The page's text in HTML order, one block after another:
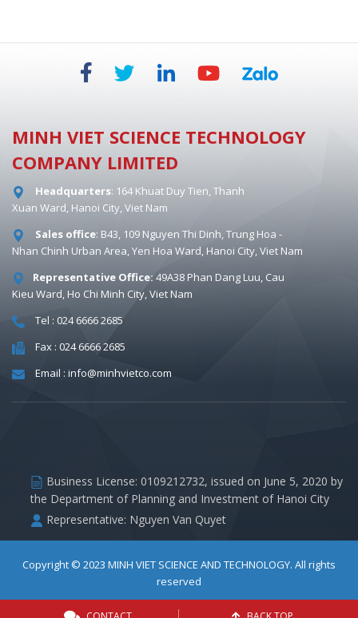
MINH VIET SCIENCE TECHNOLOGY
COMPANY LIMITED
Headquarters: 164 Khuat Duy Tien, Thanh
Xuan Ward, Hanoi City, Viet Nam
Sales office: B43, 109 Nguyen Thi Dinh, Trung Hoa -
Nhan Chinh Urban Area, Yen Hoa Ward, Hanoi City, Viet Nam
Representative Office: 49A38 Phan Dang Luu, Cau
Kieu Ward, Ho Chi Minh City, Viet Nam
Tel : 024 6666 2685
Fax : 024 6666 2685
Email : info@minhvietco.com
Business License: 0109212732, issued on June 5, 2020 by
the Department of Planning and Investment of Hanoi City
Representative: Nguyen Van Quyet
Copyright © 2023 MINH VIET SCIENCE AND TECHNOLOGY. All rights
reserved